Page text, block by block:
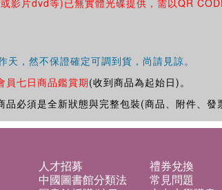
影片dvd等)已無實體光碟提供，需以QR
，然不保證確定可調到貨，尚請見諒。
員七日商品鑑賞期(收到商品為起始日)。
必須是全新狀態與完整包裝(商品、附件、發
人才招募 禮券兌換
中國圖書館分類法 常見問題